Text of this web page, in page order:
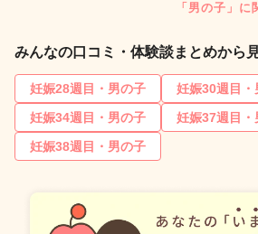
「男の子」
みんなの口コミ・体験談まとめから
妊娠28週目・男の子
妊娠30週目・
妊娠34週目・男の子
妊娠37週目・
妊娠38週目・男の子